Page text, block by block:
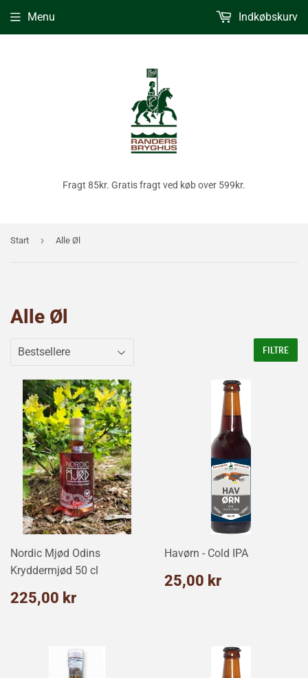
Fragt 85kr. Gratis fragt ved køb over 599kr.
Menu Indkøbskurv
Start › Alle Øl
Alle Øl
FILTRE
Nordic Mjød Odins
Kryddermjød 50 cl
Normalpris
225,00 kr
Havørn - Cold IPA
Normalpris
25,00 kr